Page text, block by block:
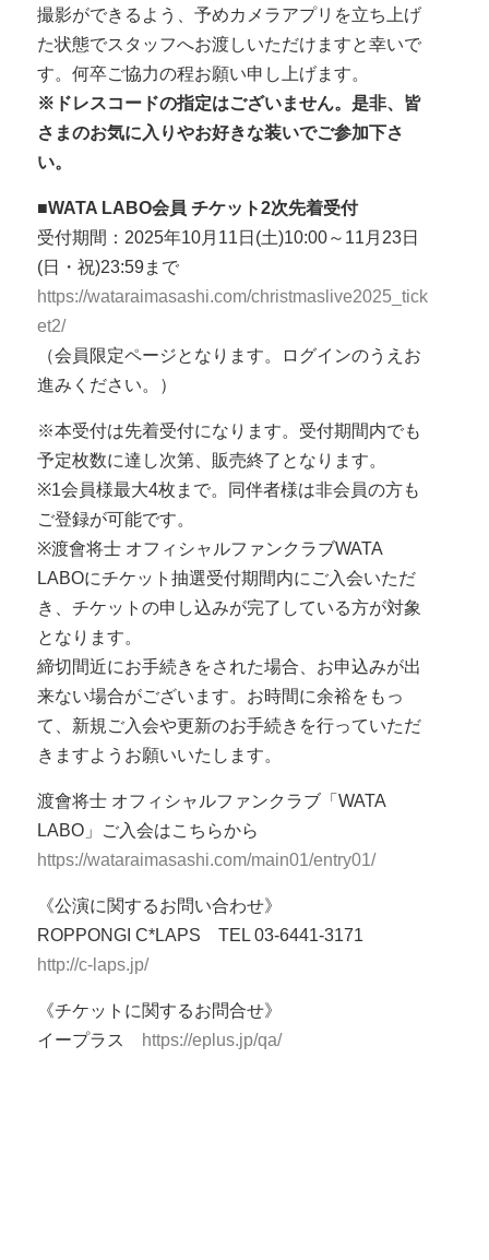
撮影ができるよう、予めカメラアプリを立ち上げ
た状態でスタッフへお渡しいただけますと幸いで
す。何卒ご協力の程お願い申し上げます。
※ドレスコードの指定はございません。是非、皆
さまのお気に入りやお好きな装いでご参加下さ
い。
■WATA LABO会員 チケット2次先着受付
受付期間：2025年10月11日(土)10:00～11月23日
(日・祝)23:59まで
https://wataraimasashi.com/christmaslive2025_tick
et2/
（会員限定ページとなります。ログインのうえお
進みください。）
※本受付は先着受付になります。受付期間内でも
予定枚数に達し次第、販売終了となります。
※1会員様最大4枚まで。同伴者様は非会員の方も
ご登録が可能です。
※渡會将士 オフィシャルファンクラブWATA
LABOにチケット抽選受付期間内にご入会いただ
き、チケットの申し込みが完了している方が対象
となります。
締切間近にお手続きをされた場合、お申込みが出
来ない場合がございます。お時間に余裕をもっ
て、新規ご入会や更新のお手続きを行っていただ
きますようお願いいたします。
渡會将士 オフィシャルファンクラブ「WATA
LABO」ご入会はこちらから
https://wataraimasashi.com/main01/entry01/
《公演に関するお問い合わせ》
ROPPONGI C*LAPS TEL 03-6441-3171
http://c-laps.jp/
《チケットに関するお問合せ》
イープラス https://eplus.jp/qa/